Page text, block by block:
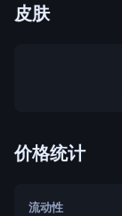
皮肤
价格统计
流动性